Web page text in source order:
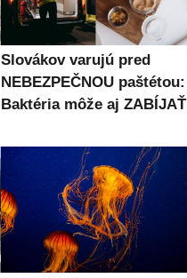
Slovákov varujú pred
NEBEZPEČNOU paštétou:
Baktéria môže aj ZABÍJAŤ